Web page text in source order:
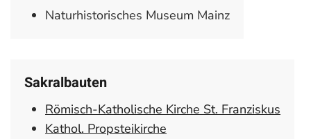
Naturhistorisches Museum Mainz
Sakralbauten
Römisch-Katholische Kirche St. Franziskus
Kathol. Propsteikirche